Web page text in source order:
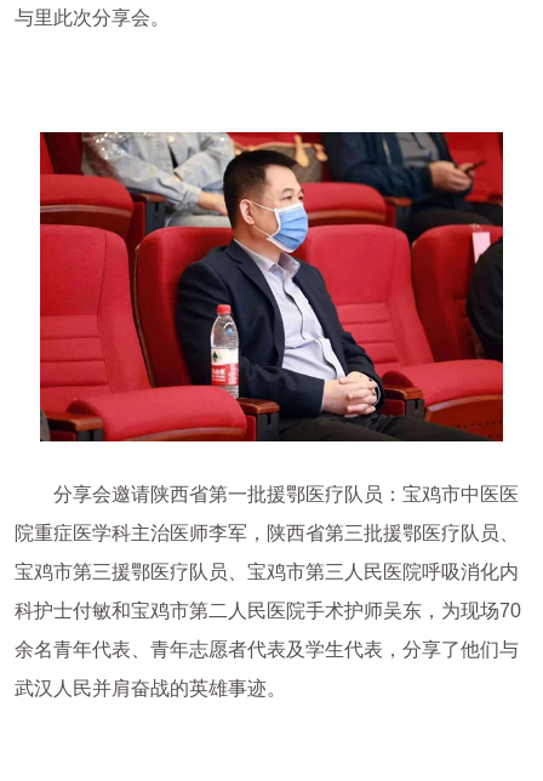
与里此次分享会。
分享会邀请陕西省第一批援鄂医疗队员：宝鸡市中医医
院重症医学科主治医师李军，陕西省第三批援鄂医疗队员、
宝鸡市第三援鄂医疗队员、宝鸡市第三人民医院呼吸消化内
科护士付敏和宝鸡市第二人民医院手术护师吴东，为现场70
余名青年代表、青年志愿者代表及学生代表，分享了他们与
武汉人民并肩奋战的英雄事迹。